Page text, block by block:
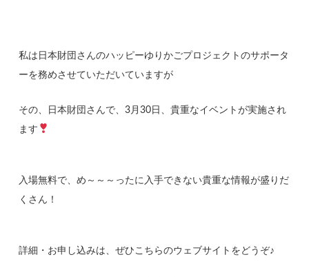
私は日本財団さんのハッピーゆりかごプロジェクトのサポータ
ーを務めさせていただいていますが
その、日本財団さんで、3月30日、貴重なイベントが実施され
ます
入場無料で、め～～～ったに入手できない貴重な情報が盛りだ
くさん！
詳細・お申し込みは、ぜひこちらのウェブサイトをどうぞ♪